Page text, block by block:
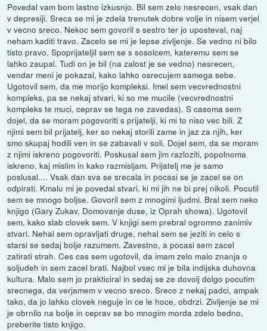
Povedal vam bom lastno izkusnjo. Bil sem zelo nesrecen, vsak dan
v depresiji. Sreca se mi je zdela trenutek dobre volje in nisem verjel
v vecno sreco. Nekoc sem govoril s sestro ter jo uposteval, naj
neham kaditi travo. Zacelo se mi je lepse zivljenje. Se vedno ni bilo
tisto pravo. Spoprijateljil sem se s sosolcem, kateremu sem se
lahko zaupal. Tudi on je bil (na zalost je se vedno) nesrecen,
vendar meni je pokazal, kako lahko osrecujem samega sebe.
Ugotovil sem, da me morijo kompleksi. Imel sem vecvrednostni
kompleks, pa se nekaj stvari, ki so me mucile (vecvrednostni
kompleks te muci, ceprav se tega ne zavedas). S casoma sem
dojel, da se moram pogovoriti s prijatelji, ki mi to niso vec bili. Z
njimi sem bil prijatelj, ker so nekaj storili zame in jaz za njih, ker
smo skupaj hodili ven in se zabavali v soli. Dojel sem, da se moram
z njimi iskreno pogovoriti. Poskusal sem jim razloziti, popolnoma
iskreno, kaj mislim in kako razmisljam. Prijatelj me je samo
poslusal.... Vsak dan sva se srecala in pocasi se je zacel se on
odpirati. Kmalu mi je povedal stvari, ki mi jih ne bi prej nikoli. Pocutil
sem se mnogo boljse. Govoril sem z mnogimi ljudmi. Bral sem neko
knjigo (Gary Zukav, Domovanje duse, iz Oprah showa). Ugotovil
sem, kako slab clovek sem. V knjigi sem prebral ogromno zanimiv
stvari. Nehal sem opravljati druge, nehal sem se jeziti in celo s
starsi se sedaj bolje razumem. Zavestno, a pocasi sem zacel
zatirati strah. Ces cas sem ugotovil, da imam zelo malo znanja o
soljudeh in sem zacel brati. Najbol vsec mi je bila indijska duhovna
kultura. Malo sem jo prakticiral in sedaj se ze dovolj dolgo pocutim
srecnega, da verjamem v vecno sreco. Sreco z nekaj padci, ampak
tako, da jo lahko clovek neguje in ce le hoce, obdrzi. Zivljenje se mi
je obrnilo na bolje in ceprav se bo mnogim morda zdelo bedno,
preberite tisto knjigo.